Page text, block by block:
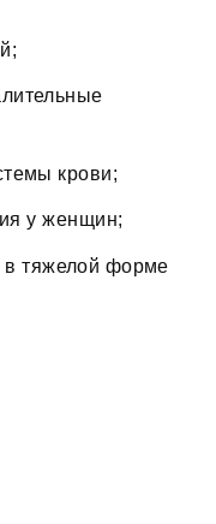
крови;
у женщин;
в тяжелой форме